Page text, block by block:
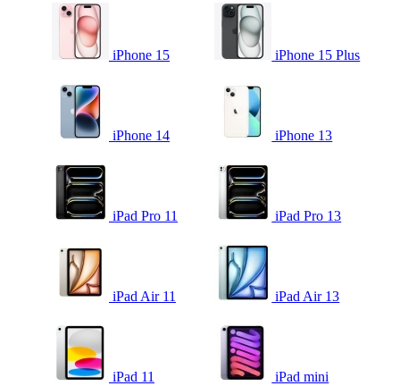
iPhone 15 iPhone 15 Plus
iPhone 14 iPhone 13
iPad Pro 11 iPad Pro 13
iPad Air 11 iPad Air 13
iPad 11 iPad mini